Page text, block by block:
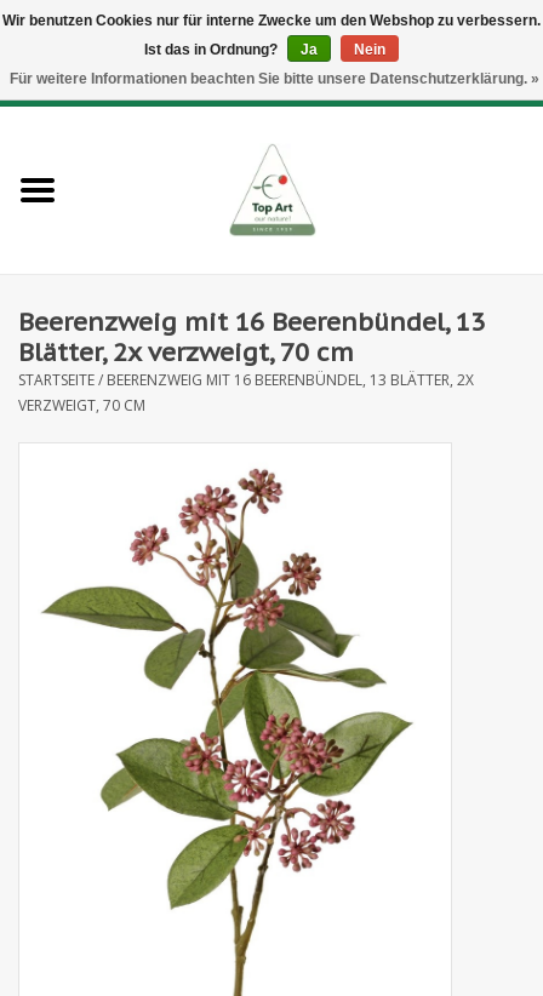
/BGN/DKK /ISK/NOK
0 Artikel - €--,--
Neues
Blumenzubehör
Kunstblumen
Blatt- und Beerenzweige
Kunstobst
Beerenzweig mit 16 Beerenbündel, 13
Blätter, 2x verzweigt, 70 cm
STARTSEITE/ BEERENZWEIG MIT 16 BEERENBÜNDEL, 13 BLÄTTER, 2X
VERZWEIGT, 70 CM
Wir benutzen Cookies nur für interne Zwecke um den Webshop zu verbessern.
Ist das in Ordnung?
Ja
Nein
Für weitere Informationen beachten Sie bitte unsere Datenschutzerklärung. »